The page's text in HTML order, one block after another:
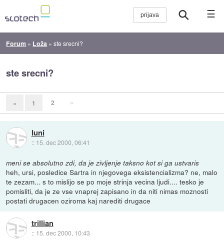
☰
Forum » Loža »ste srecni?
ste srecni?
« 1 2 »
luni
:: 15. dec 2000, 06:41
meni se absolutno zdi, da je zivljenje taksno kot si ga ustvaris
heh, ursi, posledice Sartra in njegovega eksistencializma? ne, malo
te zezam... s to mislijo se po moje strinja vecina ljudi.... tesko je
pomisliti, da je ze vse vnaprej zapisano in da niti nimas moznosti
postati drugacen oziroma kaj narediti drugace
trillian
:: 15. dec 2000, 10:43